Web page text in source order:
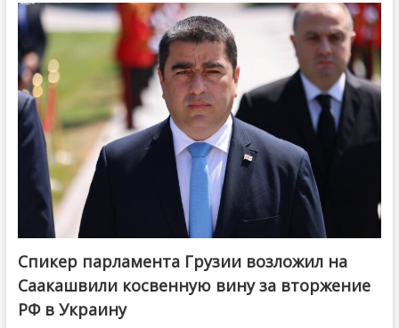
Спикер парламента Грузии возложил на
Саакашвили косвенную вину за вторжение
РФ в Украину